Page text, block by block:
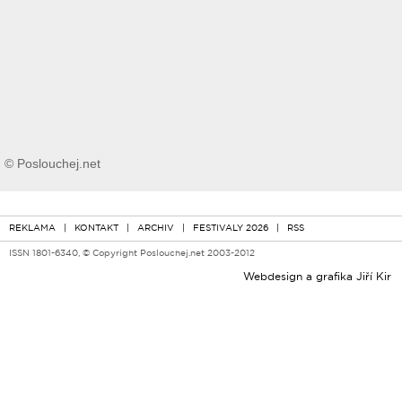
© Poslouchej.net
REKLAMA | KONTAKT | ARCHIV | FESTIVALY 2026 | RSS
ISSN 1801-6340, © Copyright Poslouchej.net 2003-2012
Webdesign a grafika Jiří Kir